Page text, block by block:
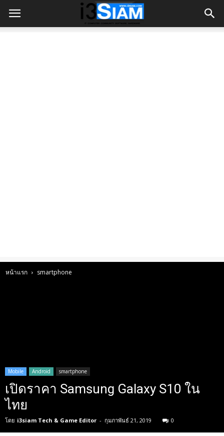
หน้าแรก smartphone
Mobile Android smartphone
เปิดราคา Samsung Galaxy S10 ใน
ไทย
โดย i3siam Tech & Game Editor - กุมภาพันธ์ 21, 2019 0